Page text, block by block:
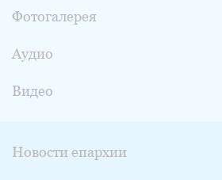
Фотогалерея
Аудио
Видео
Новости епархии